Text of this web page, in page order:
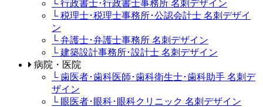
└ 行政書士･行政書士事務所 名刺デザイン
└ 税理士･税理士事務所･公認会計士 名刺デザイ
ン
└ 弁護士･弁護士事務所 名刺デザイン
└ 建築設計事務所･設計士 名刺デザイン
病院・医院
└ 歯医者･歯科医師･歯科衛生士･歯科助手 名刺デ
ザイン
└ 眼医者･眼科･眼科クリニック 名刺デザイン